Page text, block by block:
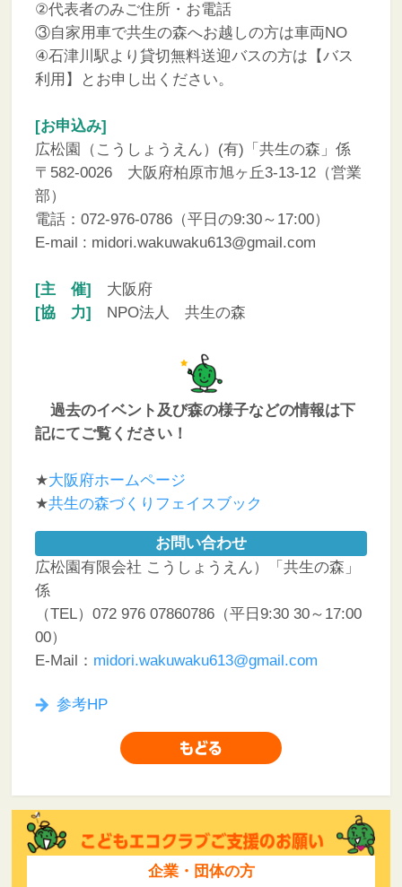
②代表者のみご住所・お電話
③自家用車で共生の森へお越しの方は車両NO
④石津川駅より貸切無料送迎バスの方は【バス
利用】とお申し出ください。
[お申込み]
広松園（こうしょうえん）(有)「共生の森」係
〒582-0026 大阪府柏原市旭ヶ丘3-13-12（営業
部）
電話：072-976-0786（平日の9:30～17:00）
E-mail : midori.wakuwaku613@gmail.com
[主 催]
大阪府
[協 力]
NPO法人 共生の森
過去のイベント及び森の様子などの情報は下
記にてご覧ください！
★大阪府ホームページ
★共生の森づくりフェイスブック
お問い合わせ
広松園有限会社 こうしょうえん）「共生の森」
係
（TEL）072 976 07860786（平日9:30 30～17:00
00）
E-Mail： midori.wakuwaku613@gmail.com
参考HP
企業・団体の方